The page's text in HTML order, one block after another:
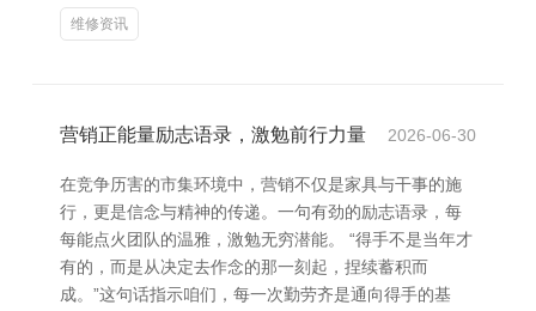
维修资讯
营销正能量励志语录，激勉前行力量 2026-06-30
在竞争历害的市集环境中，营销不仅是家具与干事的施
行，更是信念与精神的传递。一句有劲的励志语录，每
每能点火团队的温雅，激勉无穷潜能。 “得手不是当年才
有的，而是从决定去作念的那一刻起，捏续蓄积而
成。”这句话指示咱们，每一次勤劳齐是通向得手的基